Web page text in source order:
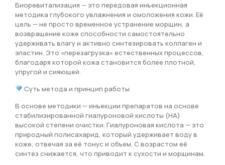
Биоревитализация — это передовая инъекционная
методика глубокого увлажнения и омоложения кожи. Её
цель — не просто временное устранение морщин, а
возвращение коже способности самостоятельно
удерживать влагу и активно синтезировать коллаген и
эластин. Это «перезагрузка» естественных процессов,
благодаря которой кожа становится более плотной,
упругой и сияющей.
Суть метода и принцип работы
В основе методики — инъекции препаратов на основе
стабилизированной гиалуроновой кислоты (НА)
высокой степени очистки. Гиалуроновая кислота — это
природный полисахарид, который удерживает воду в
коже, отвечая за её тонус и объем. С возрастом её
синтез снижается, что приводит к сухости и морщинам.